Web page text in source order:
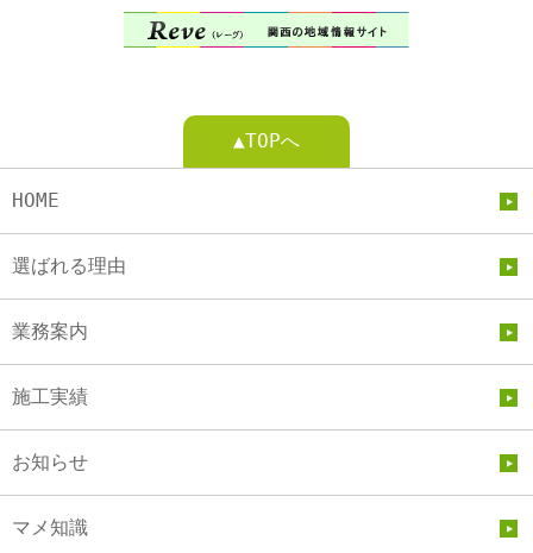
▲TOPへ
HOME
選ばれる理由
業務案内
施工実績
お知らせ
マメ知識